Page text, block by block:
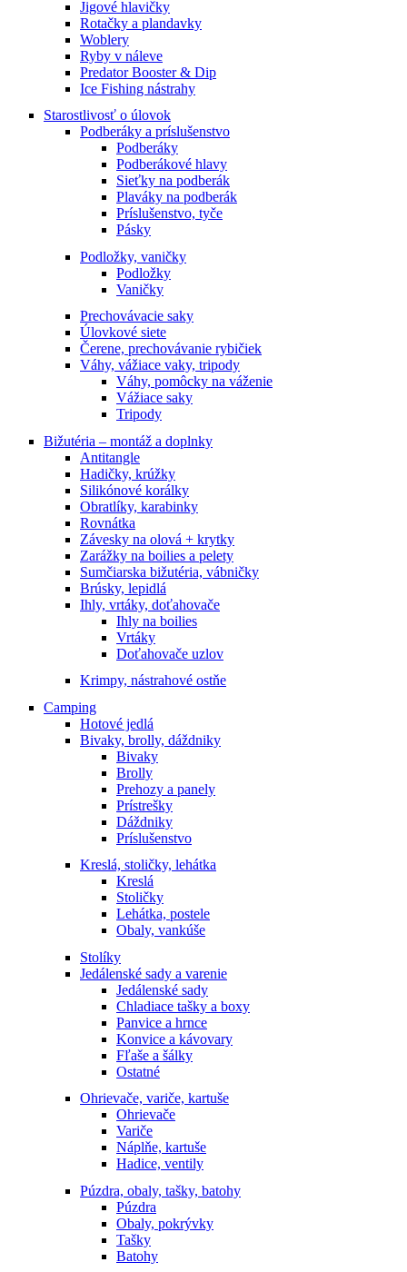
Jigové hlavičky
Rotačky a plandavky
Woblery
Ryby v náleve
Predator Booster & Dip
Ice Fishing nástrahy
Starostlivosť o úlovok
Podberáky a príslušenstvo
Podberáky
Podberákové hlavy
Sieťky na podberák
Plaváky na podberák
Príslušenstvo, tyče
Pásky
Podložky, vaničky
Podložky
Vaničky
Prechovávacie saky
Úlovkové siete
Čerene, prechovávanie rybičiek
Váhy, vážiace vaky, tripody
Váhy, pomôcky na váženie
Vážiace saky
Tripody
Bižutéria – montáž a doplnky
Antitangle
Hadičky, krúžky
Silikónové korálky
Obratlíky, karabinky
Rovnátka
Závesky na olová + krytky
Zarážky na boilies a pelety
Sumčiarska bižutéria, vábničky
Brúsky, lepidlá
Ihly, vrtáky, doťahovače
Ihly na boilies
Vrtáky
Doťahovače uzlov
Krimpy, nástrahové ostňe
Camping
Hotové jedlá
Bivaky, brolly, dáždniky
Bivaky
Brolly
Prehozy a panely
Prístrešky
Dáždniky
Príslušenstvo
Kreslá, stoličky, lehátka
Kreslá
Stoličky
Lehátka, postele
Obaly, vankúše
Stolíky
Jedálenské sady a varenie
Jedálenské sady
Chladiace tašky a boxy
Panvice a hrnce
Konvice a kávovary
Fľaše a šálky
Ostatné
Ohrievače, variče, kartuše
Ohrievače
Variče
Náplňe, kartuše
Hadice, ventily
Púzdra, obaly, tašky, batohy
Púzdra
Obaly, pokrývky
Tašky
Batohy